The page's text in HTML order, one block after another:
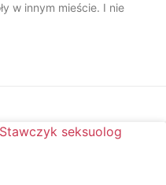
w innym mieście. I nie